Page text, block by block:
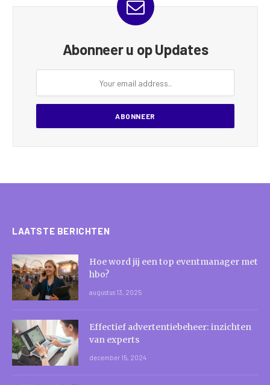
Abonneer u op Updates
LAATSTE BERICHTEN
Hoe word jij een top eventmanager met
hbo?
augustus 13, 2025
Effectief advertentiebeheer: inzichten
van experts
december 15, 2024